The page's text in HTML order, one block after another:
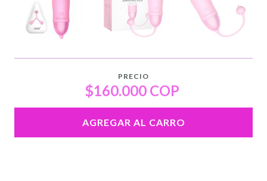
PRECIO
$160.000 COP
AGREGAR AL CARRO